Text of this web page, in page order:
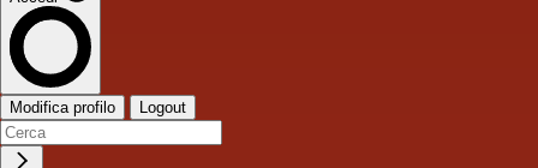
Modifica profilo Logout